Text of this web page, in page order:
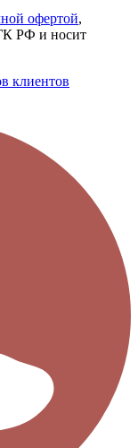
офертой,
РФ и носит
клиентов